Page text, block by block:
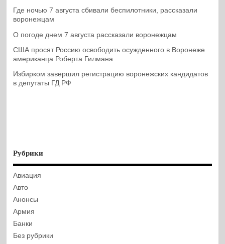
Где ночью 7 августа сбивали беспилотники, рассказали
воронежцам
О погоде днем 7 августа рассказали воронежцам
США просят Россию освободить осужденного в Воронеже
американца Роберта Гилмана
Избирком завершил регистрацию воронежских кандидатов
в депутаты ГД РФ
Рубрики
Авиация
Авто
Анонсы
Армия
Банки
Без рубрики